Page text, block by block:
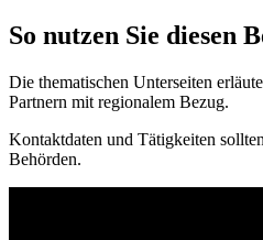
So nutzen Sie diesen
Die thematischen Unterseiten
Partnern mit regionalem Bezug.
Kontaktdaten und Tätigkeiten
Behörden.